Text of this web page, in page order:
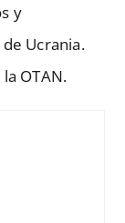
y
Ucrania.
OTAN.